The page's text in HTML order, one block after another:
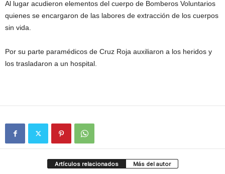
Al lugar acudieron elementos del cuerpo de Bomberos Voluntarios
quienes se encargaron de las labores de extracción de los cuerpos
sin vida.
Por su parte paramédicos de Cruz Roja auxiliaron a los heridos y
los trasladaron a un hospital.
Artículos relacionados Más del autor